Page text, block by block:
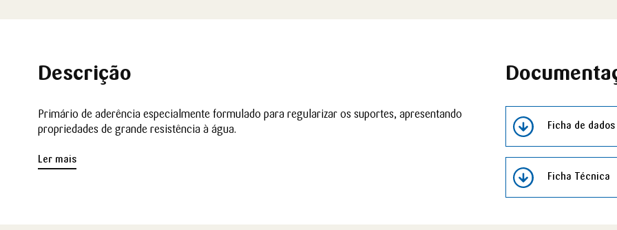
Descrição
Primário de aderência especialmente formulado para regularizar os suportes, apresentando
propriedades de grande resistência à água.
Ler mais
Ficha de
Ficha Técnica